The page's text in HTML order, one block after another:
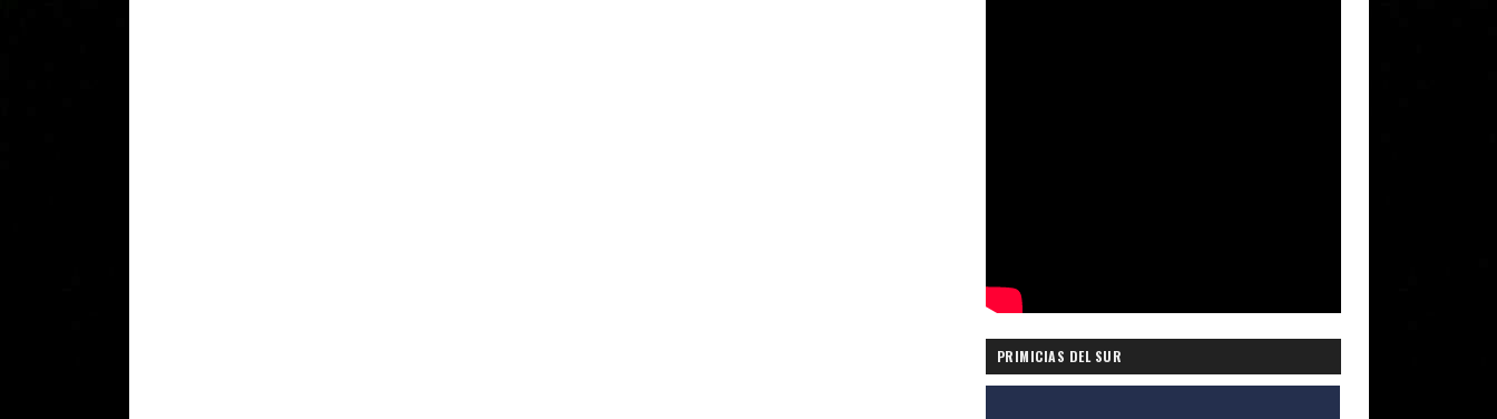
PRIMICIAS DEL SUR